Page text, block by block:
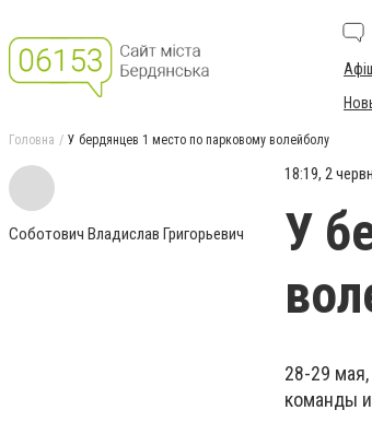
Головна У бердянцев 1 место по парковому волейболу
Соботович Владислав Григорьевич
18:19, 2
У
28-29
команды